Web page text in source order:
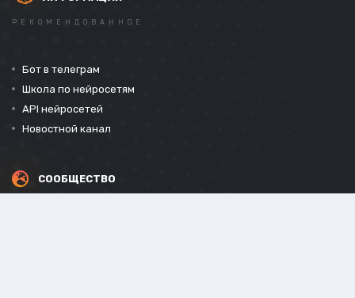
РЕКОМЕНДОВАННОЕ
Бот в телеграм
Школа по нейросетям
API нейросетей
Новостной канал
СООБЩЕСТВО